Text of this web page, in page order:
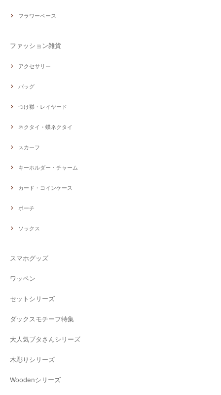
フラワーベース
ファッション雑貨
アクセサリー
バッグ
つけ襟・レイヤード
ネクタイ・蝶ネクタイ
スカーフ
キーホルダー・チャーム
カード・コインケース
ポーチ
ソックス
スマホグッズ
ワッペン
セットシリーズ
ダックスモチーフ特集
大人気ブタさんシリーズ
木彫りシリーズ
Woodenシリーズ